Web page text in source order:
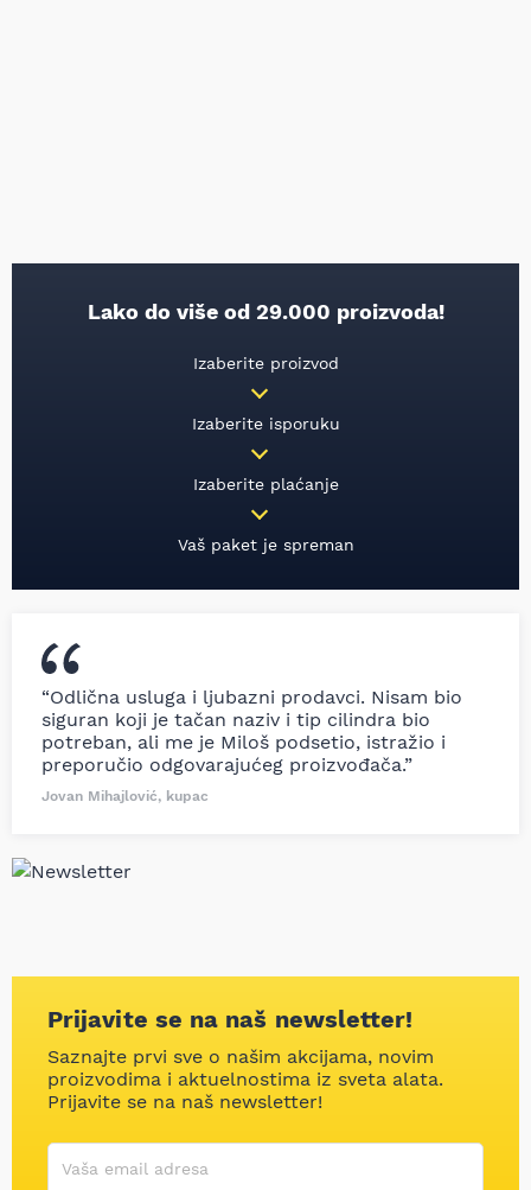
Lako do više od 29.000 proizvoda!
Izaberite proizvod
Izaberite isporuku
Izaberite plaćanje
Vaš paket je spreman
“Odlična usluga i ljubazni prodavci. Nisam bio
siguran koji je tačan naziv i tip cilindra bio
potreban, ali me je Miloš podsetio, istražio i
preporučio odgovarajućeg proizvođača.”
Jovan Mihajlović, kupac
Prijavite se na naš newsletter!
Saznajte prvi sve o našim akcijama, novim
proizvodima i aktuelnostima iz sveta alata.
Prijavite se na naš newsletter!
Korisničko ime
Vaša email adresa